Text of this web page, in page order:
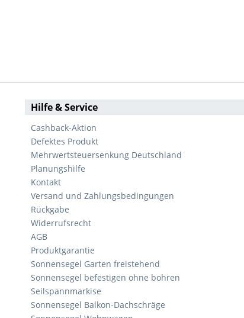
Hilfe & Service
Cashback-Aktion
Defektes Produkt
Mehrwertsteuersenkung Deutschland
Planungshilfe
Kontakt
Versand und Zahlungsbedingungen
Rückgabe
Widerrufsrecht
AGB
Produktgarantie
Sonnensegel Garten freistehend
Sonnensegel befestigen ohne bohren
Seilspannmarkise
Sonnensegel Balkon-Dachschräge